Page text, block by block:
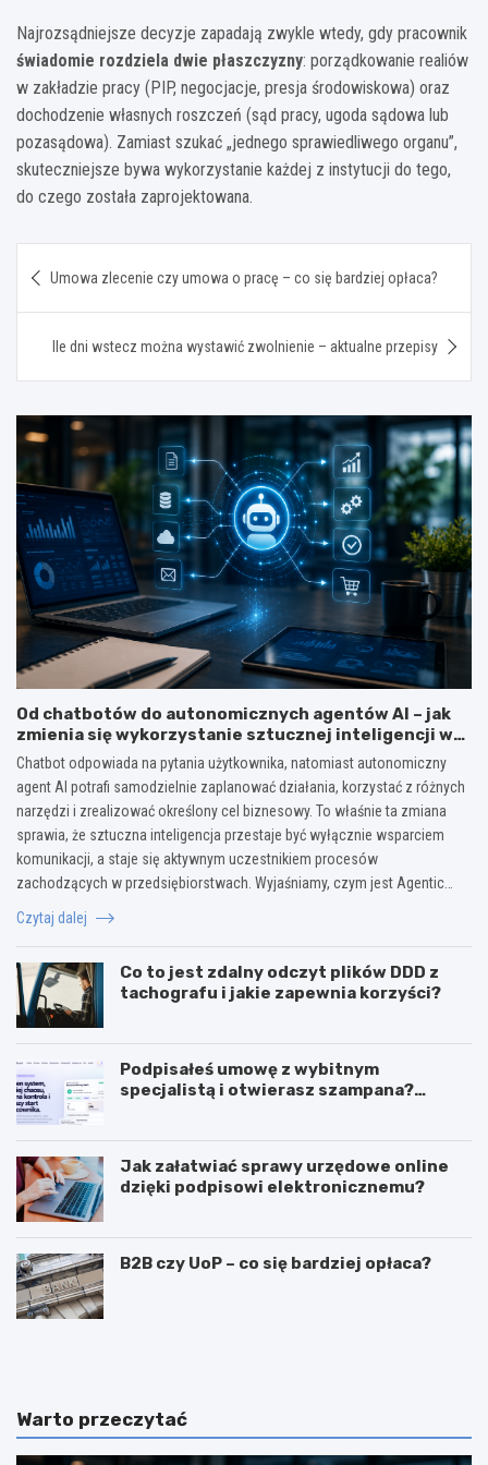
Najrozsądniejsze decyzje zapadają zwykle wtedy, gdy pracownik
świadomie rozdziela dwie płaszczyzny: porządkowanie realiów
w zakładzie pracy (PIP, negocjacje, presja środowiskowa) oraz
dochodzenie własnych roszczeń (sąd pracy, ugoda sądowa lub
pozasądowa). Zamiast szukać „jednego sprawiedliwego organu”,
skuteczniejsze bywa wykorzystanie każdej z instytucji do tego,
do czego została zaprojektowana.
wpisu
Umowa zlecenie czy umowa o pracę – co się bardziej opłaca?
Ile dni wstecz można wystawić zwolnienie – aktualne przepisy
Od chatbotów do autonomicznych agentów AI – jak
zmienia się wykorzystanie sztucznej inteligencji w
biznesie?
Chatbot odpowiada na pytania użytkownika, natomiast autonomiczny
agent AI potrafi samodzielnie zaplanować działania, korzystać z różnych
narzędzi i zrealizować określony cel biznesowy. To właśnie ta zmiana
sprawia, że sztuczna inteligencja przestaje być wyłącznie wsparciem
komunikacji, a staje się aktywnym uczestnikiem procesów
zachodzących w przedsiębiorstwach. Wyjaśniamy, czym jest Agentic…
Czytaj dalej
Co to jest zdalny odczyt plików DDD z
tachografu i jakie zapewnia korzyści?
Podpisałeś umowę z wybitnym
specjalistą i otwierasz szampana?
Jak załatwiać sprawy urzędowe online
dzięki podpisowi elektronicznemu?
B2B czy UoP – co się bardziej opłaca?
J
g
ę
z
J
c
e
c
Warto przeczytać